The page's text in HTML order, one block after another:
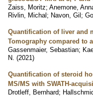
Zaiss, Moritz; Anemone,
Rivlin, Michal; Navon, Gil;
Quantification of liver and
Tomography compared to
Gassenmaier, Sebastian;
N. (2021)
Quantification of steroid
MS/MS with SWATH-
Drotleff, Bernhard;